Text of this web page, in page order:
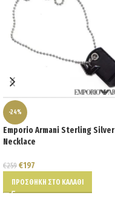
-24%
Emporio Armani Sterling Silver
Necklace
€259 €197
ΠΡΟΣΘΉΚΗ ΣΤΟ ΚΑΛΆΘΙ